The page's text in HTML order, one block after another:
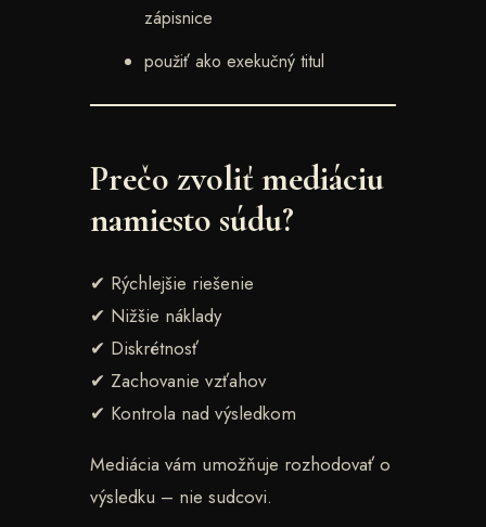
zápisnice
použiť ako exekučný titul
Prečo zvoliť mediáciu
namiesto súdu?
✔ Rýchlejšie riešenie
✔ Nižšie náklady
✔ Diskrétnosť
✔ Zachovanie vzťahov
✔ Kontrola nad výsledkom
Mediácia vám umožňuje rozhodovať o
výsledku – nie sudcovi.